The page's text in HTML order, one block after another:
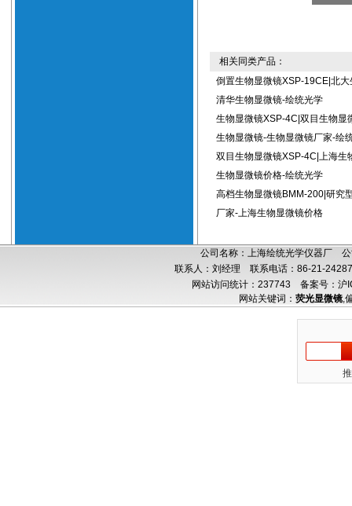
相关同类产品：
倒置生物显微镜XSP-19CE|北大
清华生物显微镜-绘统光学
生物显微镜XSP-4C|双目生物显
生物显微镜-生物显微镜厂家-绘
双目生物显微镜XSP-4C|上海生
生物显微镜价格-绘统光学
高档生物显微镜BMM-200|研究
厂家-上海生物显微镜价格
公司名称：上海绘统光学仪器厂
联系人：刘经理 联系电话：86-21-
网站访问统计：237743 备案号：沪
网站关键词： 荧光显微镜,